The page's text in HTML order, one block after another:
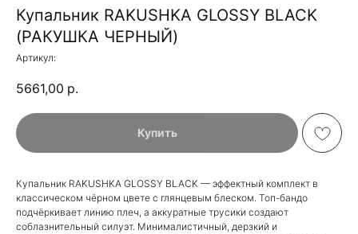
Купальник RAKUSHKA GLOSSY BLACK
(РАКУШКА ЧЕРНЫЙ)
Артикул:
5661,00 р.
Купить
Купальник RAKUSHKA GLOSSY BLACK — эффектный комплект в
классическом чёрном цвете с глянцевым блеском. Топ-бандо
подчёркивает линию плеч, а аккуратные трусики создают
соблазнительный силуэт. Минималистичный, дерзкий и